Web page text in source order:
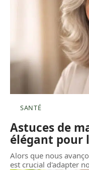
SANTÉ
Astuces de
élégant pour
Alors que nous
est crucial d'adapter